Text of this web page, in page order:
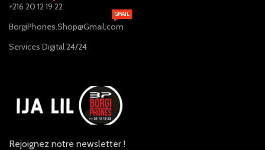
+216 20 12 19 22
BorgiPhones.Shop@Gmail.com
GMAIL
Services Digital 24/24
Rejoignez notre newsletter !